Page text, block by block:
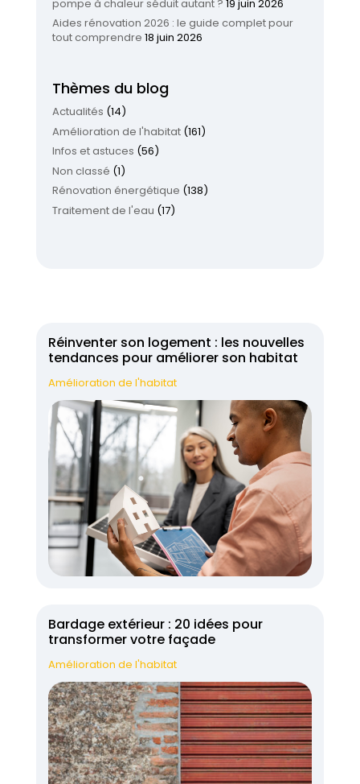
pompe à chaleur séduit autant ? 19 juin 2026
Aides rénovation 2026 : le guide complet pour
tout comprendre 18 juin 2026
Thèmes du blog
Actualités (14)
Amélioration de l'habitat(161)
Infos et astuces (56)
Non classé (1)
Rénovation énergétique (138)
Traitement de l'eau (17)
Réinventer son logement : les nouvelles
tendances pour améliorer son habitat
Amélioration de l'habitat
Bardage extérieur : 20 idées pour
transformer votre façade
Amélioration de l'habitat